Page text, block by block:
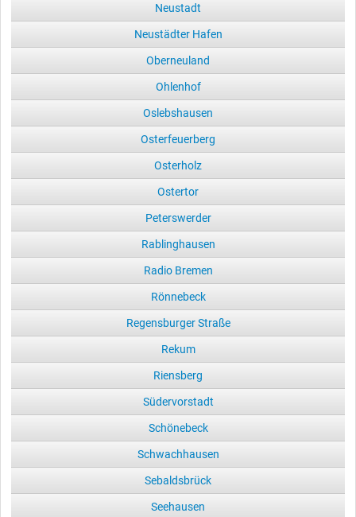
Neustadt
Neustädter Hafen
Oberneuland
Ohlenhof
Oslebshausen
Osterfeuerberg
Osterholz
Ostertor
Peterswerder
Rablinghausen
Radio Bremen
Rönnebeck
Regensburger Straße
Rekum
Riensberg
Südervorstadt
Schönebeck
Schwachhausen
Sebaldsbrück
Seehausen